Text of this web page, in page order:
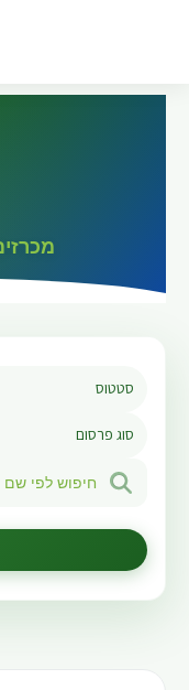
מכרזים
סטטוס
סוג פרסום